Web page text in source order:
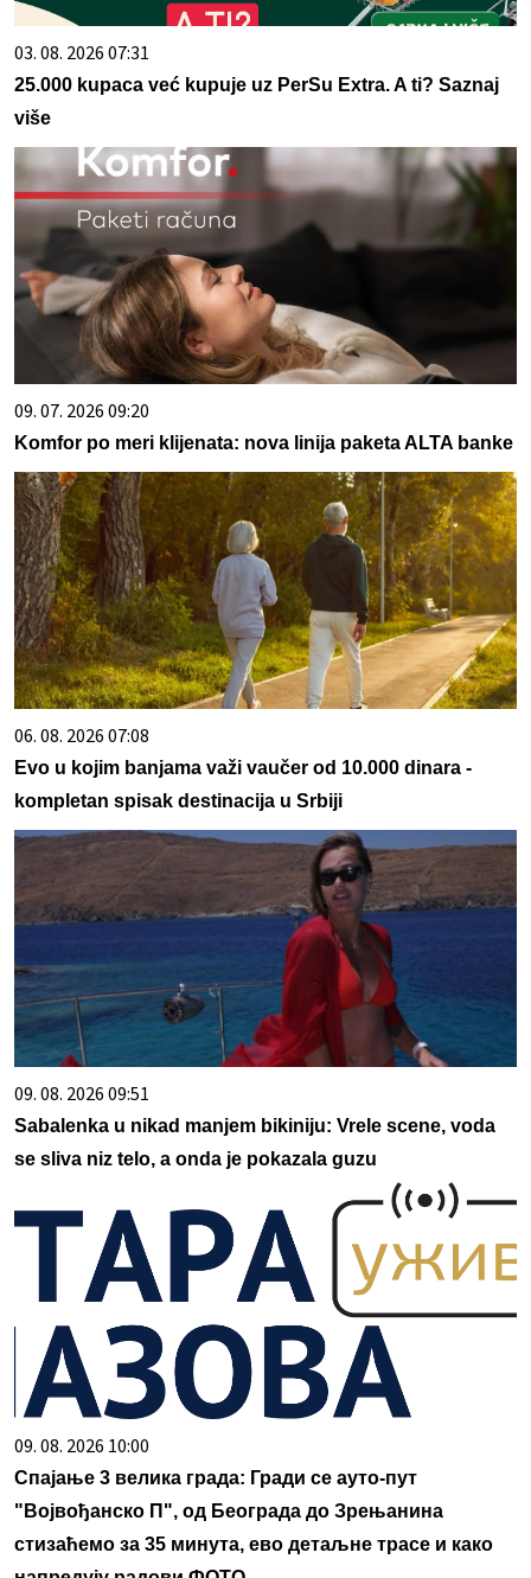
03. 08. 2026 07:31
25.000 kupaca već kupuje uz PerSu Extra. A ti? Saznaj
više
09. 07. 2026 09:20
Komfor po meri klijenata: nova linija paketa ALTA banke
06. 08. 2026 07:08
Evo u kojim banjama važi vaučer od 10.000 dinara -
kompletan spisak destinacija u Srbiji
09. 08. 2026 09:51
Sabalenka u nikad manjem bikiniju: Vrele scene, voda
se sliva niz telo, a onda je pokazala guzu
09. 08. 2026 10:00
Спајање 3 велика града: Гради се ауто-пут
"Војвођанско П", од Београда до Зрењанина
стизаћемо за 35 минута, ево детаљне трасе и како